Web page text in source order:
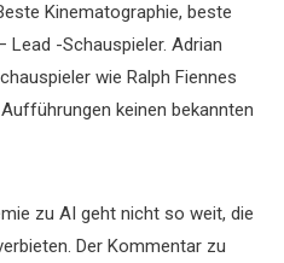
Kinematographie, beste
-Schauspieler. Adrian
wie Ralph Fiennes
keinen bekannten
zu AI geht nicht so weit, die
Der Kommentar zu